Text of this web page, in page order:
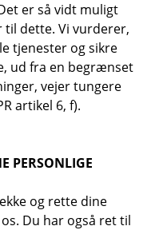
er så vidt muligt
til dette. Vi vurderer,
tjenester og sikre
ud fra en begrænset
vejer tungere
artikel 6, f).
PERSONLIGE
og rette dine
Du har også ret til